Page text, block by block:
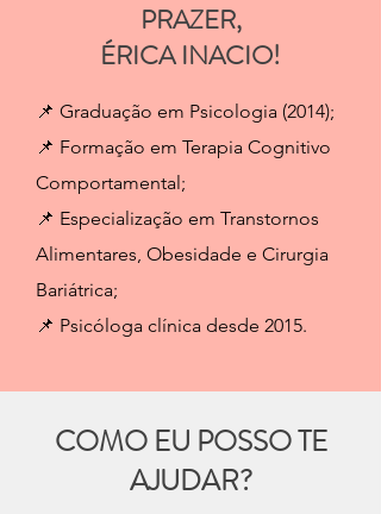
PRAZER,
ÉRICA INACIO!
📌 Graduação em Psicologia (2014);
📌 Formação em Terapia Cognitivo
Comportamental;
📌 Especialização em Transtornos
Alimentares, Obesidade e Cirurgia
Bariátrica;
📌 Psicóloga clínica desde 2015.
COMO EU POSSO TE
AJUDAR?